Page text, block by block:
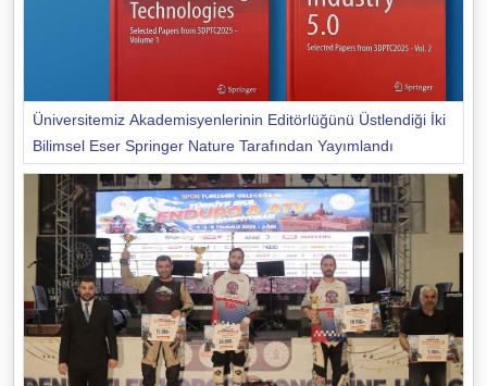
Üniversitemiz Akademisyenlerinin Editörlüğünü Üstlendiği İki
Bilimsel Eser Springer Nature Tarafından Yayımlandı